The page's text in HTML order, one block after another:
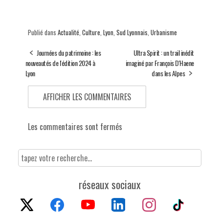
Publié dans Actualité, Culture, Lyon, Sud Lyonnais, Urbanisme
Journées du patrimoine : les
nouveautés de l'édition 2024 à
Lyon
Ultra Spirit : un trail inédit
imaginé par François D'Haene
dans les Alpes
AFFICHER LES COMMENTAIRES
Les commentaires sont fermés
réseaux sociaux